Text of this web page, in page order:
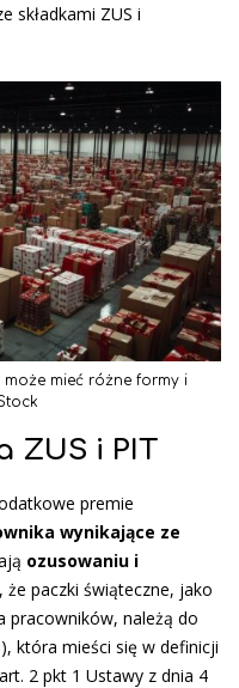
składkami ZUS i
mieć różne formy i
ZUS i PIT
premie
wynikające ze
ozusowaniu i
że paczki świąteczne, jako
pracowników, należą do
która mieści się w definicji
2 pkt 1 Ustawy z dnia 4